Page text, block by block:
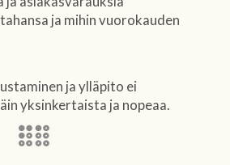
ja mihin vuorokauden
ja ylläpito ei
yksinkertaista ja nopeaa.